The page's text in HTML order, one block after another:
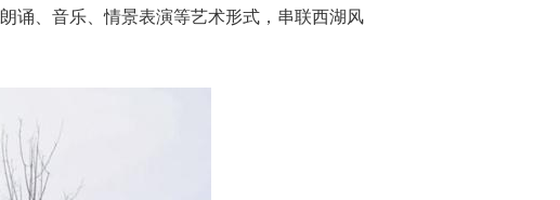
诵、音乐、情景表演等艺术形式，串联西湖风